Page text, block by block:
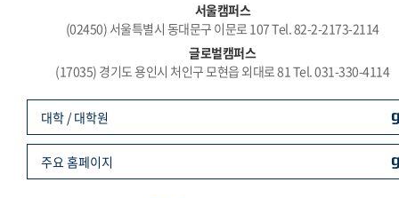
서울캠퍼스
(02450) 서울특별시 동대문구 이문로 107 Tel. 82-2-2173-2114
글로벌캠퍼스
(17035) 경기도 용인시 처인구 모현읍 외대로 81 Tel. 031-330-4114
대학 / 대학원
주요 홈페이지